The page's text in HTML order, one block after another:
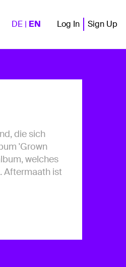
DE | EN Log In Sign Up
die sich
'Grown
welches
Aftermaath ist